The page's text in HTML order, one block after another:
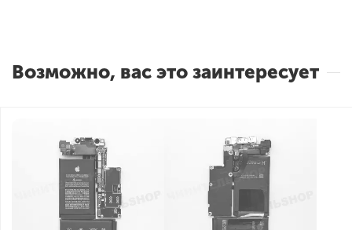
Возможно, вас это заинтересует